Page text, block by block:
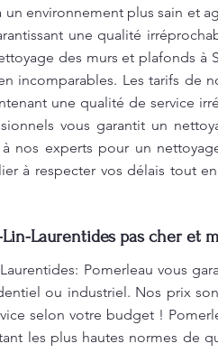
environnement plus sain et
une qualité
des murs et plafonds à
incomparables. Les tarifs de
une qualité de service
vous garantit un
nos experts pour un
à respecter vos délais tout
Laurentides pas cher et
Pomerleau vous
ou industriel. Nos prix
selon votre budget !
les plus hautes normes de